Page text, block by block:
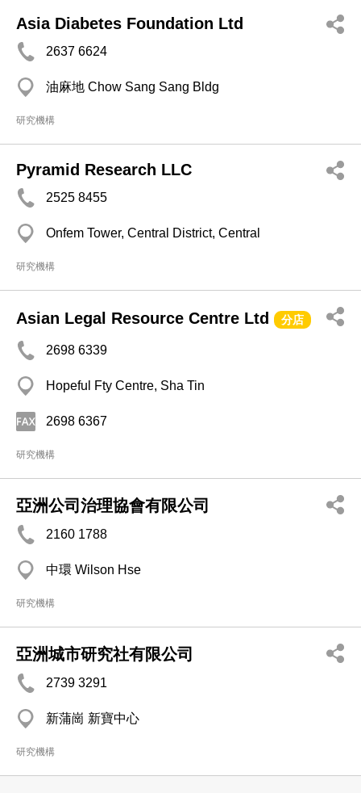
Asia Diabetes Foundation Ltd
2637 6624
油麻地 Chow Sang Sang Bldg
研究機構
Pyramid Research LLC
2525 8455
Onfem Tower, Central District, Central
研究機構
Asian Legal Resource Centre Ltd 分店
2698 6339
Hopeful Fty Centre, Sha Tin
2698 6367
研究機構
亞洲公司治理協會有限公司
2160 1788
中環 Wilson Hse
研究機構
亞洲城市研究社有限公司
2739 3291
新蒲崗 新寶中心
研究機構